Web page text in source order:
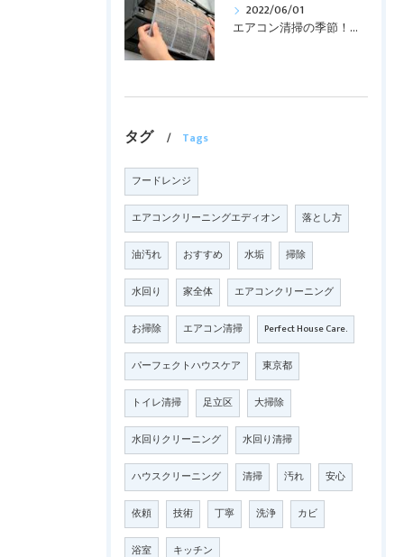
2022/06/01
エアコン清掃の季節！！！
タグ Tags
フードレンジ
エアコンクリーニングエディオン 落とし方
油汚れ おすすめ 水垢 掃除
水回り 家全体 エアコンクリーニング
お掃除 エアコン清掃 Perfect House Care.
パーフェクトハウスケア 東京都
トイレ清掃 足立区 大掃除
水回りクリーニング 水回り清掃
ハウスクリーニング 清掃 汚れ 安心
依頼 技術 丁寧 洗浄 カビ
浴室 キッチン